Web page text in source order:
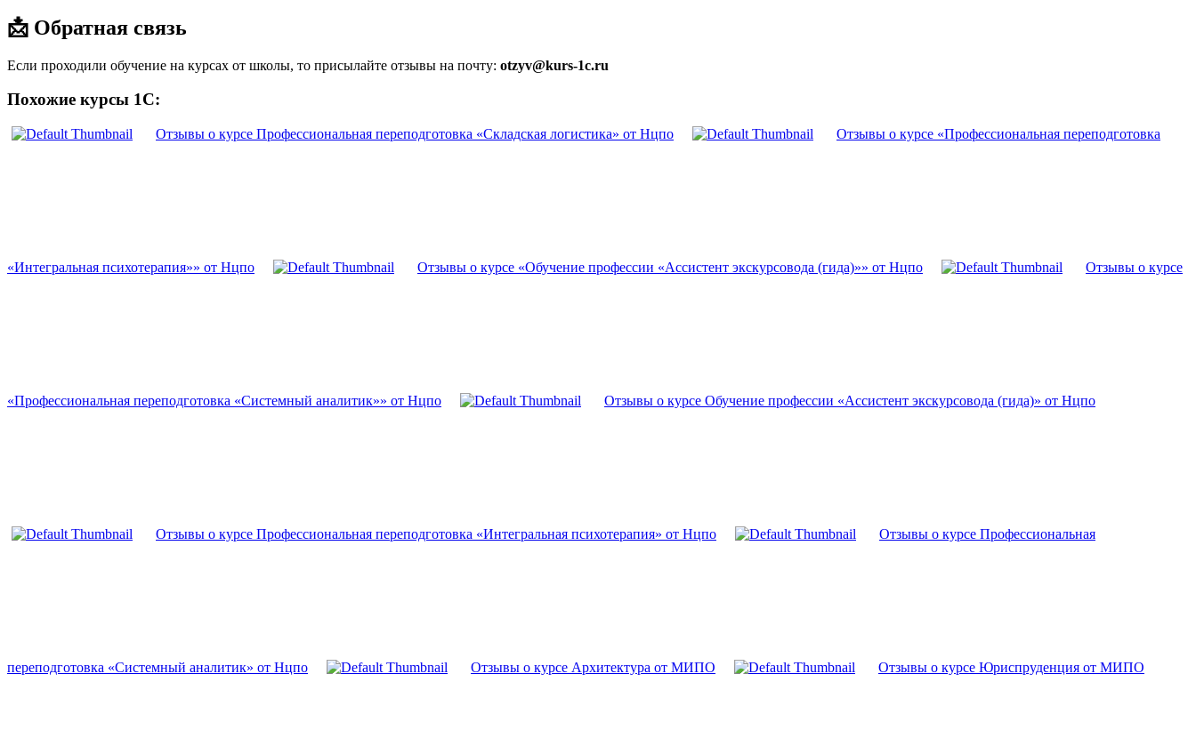
📩 Обратная связь
Если проходили обучение на курсах от школы, то присылайте отзывы на почту: otzyv@kurs-1c.ru
Похожие курсы 1С:
Отзывы о курсе Профессиональная переподготовка «Складская логистика» от Нцпо Отзывы о курсе «Профессиональная переподготовка
«Интегральная психотерапия»» от Нцпо Отзывы о курсе «Обучение профессии «Ассистент экскурсовода (гида)»» от Нцпо Отзывы о курсе
«Профессиональная переподготовка «Системный аналитик»» от Нцпо Отзывы о курсе Обучение профессии «Ассистент экскурсовода (гида)» от Нцпо
Отзывы о курсе Профессиональная переподготовка «Интегральная психотерапия» от Нцпо Отзывы о курсе Профессиональная
переподготовка «Системный аналитик» от Нцпо Отзывы о курсе Архитектура от МИПО Отзывы о курсе Юриспруденция от МИПО